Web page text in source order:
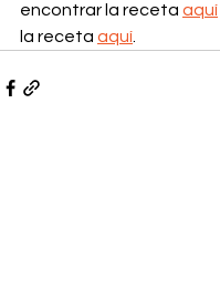
encontrar la receta aquí
la receta aquí